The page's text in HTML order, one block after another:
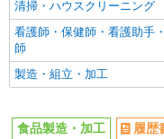
清掃・ハウスクリーニング
看護師・保健師・看護助手
師
製造・組立・加工
食品製造・加工 履歴